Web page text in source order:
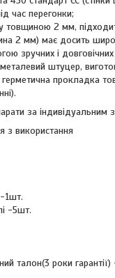
час перегонки;
2 мм,
2 мм) має досить
зручних і
штуцер,
прокладка
за індивідуальним
з використання
1шт.
-5шт.
талон(3 роки